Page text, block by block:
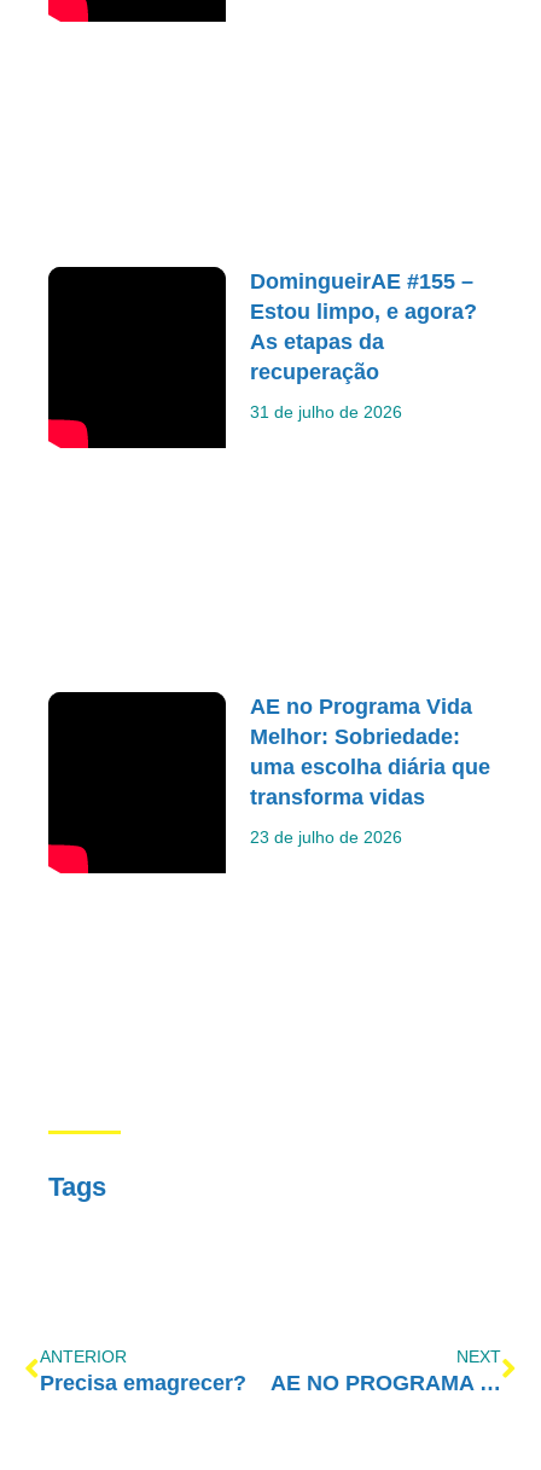
DomingueirAE #155 –
Estou limpo, e agora?
As etapas da
recuperação
31 de julho de 2026
AE no Programa Vida
Melhor: Sobriedade:
uma escolha diária que
transforma vidas
23 de julho de 2026
Tags
ANTERIOR
Precisa emagrecer?
NEXT
AE NO PROGRAMA VIDA MELHOR – REDEVIDA – 27/09/2021